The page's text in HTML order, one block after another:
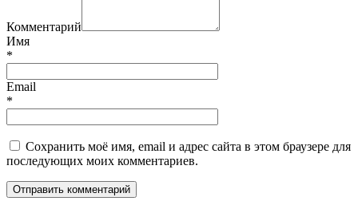
Комментарий
Имя
*
Email
*
Сохранить моё имя, email и адрес сайта в этом браузере для
последующих моих комментариев.